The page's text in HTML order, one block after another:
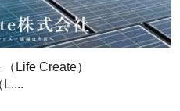
Life Create）